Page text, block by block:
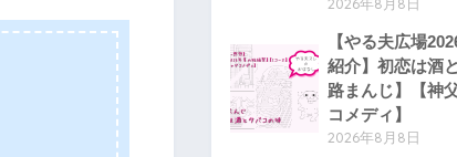
【やる夫広場
紹介】初恋は酒
路まんじ】【神
コメディ】
2026年8月8日